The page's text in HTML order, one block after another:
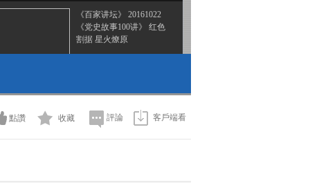
《百家讲坛》 20161022
《党史故事100讲》 红色
割据 星火燎原
丰碑 奠定军魂
2016-10-21 13:05:11
《党史故事100讲》 中共
點讚 收藏 評論 客戶端看